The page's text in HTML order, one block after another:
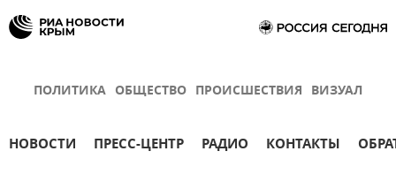
ПОЛИТИКА ОБЩЕСТВО ПРОИСШЕСТВИЯ ВИЗУАЛ
НОВОСТИ ПРЕСС-ЦЕНТР РАДИО КОНТАКТЫ